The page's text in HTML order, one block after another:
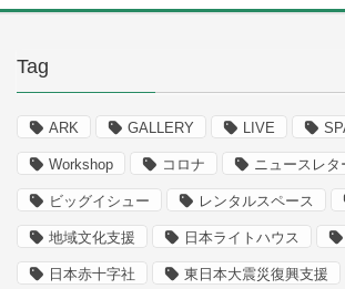
Tag
ARK GALLERY LIVE
Workshop コロナ ニュースレタ
ビッグイシュー レンタルスペース
地域文化支援 日本ライトハウス
日本赤十字社 東日本大震災復興支援